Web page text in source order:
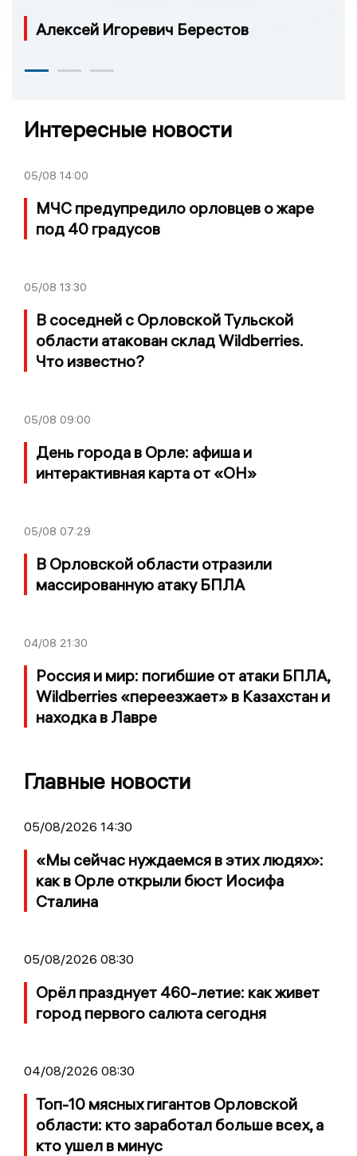
Алексей Игоревич Берестов
Интересные новости
05/08 14:00
МЧС предупредило орловцев о жаре
под 40 градусов
05/08 13:30
В соседней с Орловской Тульской
области атакован склад Wildberries.
Что известно?
05/08 09:00
День города в Орле: афиша и
интерактивная карта от «ОН»
05/08 07:29
В Орловской области отразили
массированную атаку БПЛА
04/08 21:30
Россия и мир: погибшие от атаки БПЛА,
Wildberries «переезжает» в Казахстан и
находка в Лавре
Главные новости
05/08/2026 14:30
«Мы сейчас нуждаемся в этих людях»:
как в Орле открыли бюст Иосифа
Сталина
05/08/2026 08:30
Орёл празднует 460-летие: как живет
город первого салюта сегодня
04/08/2026 08:30
Топ-10 мясных гигантов Орловской
области: кто заработал больше всех, а
кто ушел в минус